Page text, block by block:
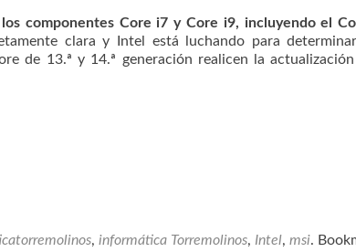
componentes Core i7 y Core i9, incluyendo el
clara y Intel está luchando para
de 13.ª y 14.ª generación realicen la
, informática Torremolinos, Intel, msi.